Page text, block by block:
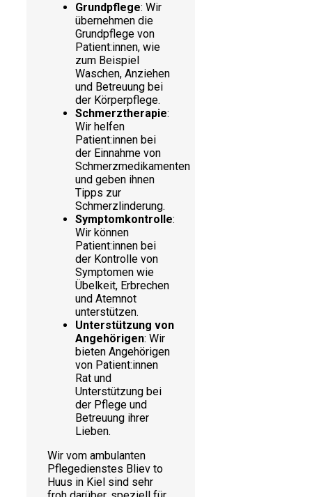
Grundpflege: Wir
übernehmen die
Grundpflege von
Patient:innen, wie
zum Beispiel
Waschen, Anziehen
und Betreuung bei
der Körperpflege.
Schmerztherapie:
Wir helfen
Patient:innen bei
der Einnahme von
Schmerzmedikamenten
und geben ihnen
Tipps zur
Schmerzlinderung.
Symptomkontrolle:
Wir können
Patient:innen bei
der Kontrolle von
Symptomen wie
Übelkeit, Erbrechen
und Atemnot
unterstützen.
Unterstützung von
Angehörigen: Wir
bieten Angehörigen
von Patient:innen
Rat und
Unterstützung bei
der Pflege und
Betreuung ihrer
Lieben.
Wir vom ambulanten
Pflegedienstes Bliev to
Huus in Kiel sind sehr